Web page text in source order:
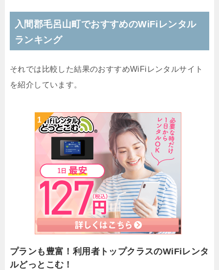
入間郡毛呂山町でおすすめのWiFiレンタル
ランキング
それでは比較した結果のおすすめWiFiレンタルサイト
を紹介しています。
プランも豊富！利用者トップクラスのWiFiレンタ
ルどっとこむ！